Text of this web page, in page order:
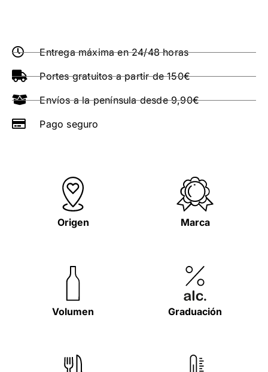
Entrega máxima en 24/48 horas
Portes gratuitos a partir de 150€
Envíos a la península desde 9,90€
Pago seguro
Origen Marca
Volumen Graduación